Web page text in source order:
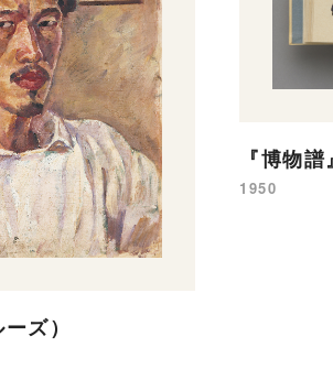
ズ）
『博物
1950